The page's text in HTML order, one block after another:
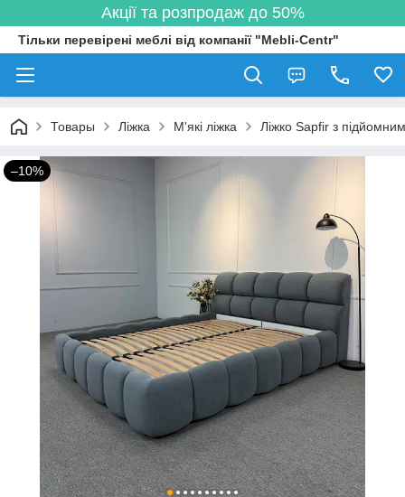
Акції та розпродаж до 50%
Тільки перевірені меблі від компанії "Mebli-Centr"
Товары Ліжка М'які ліжка Ліжко Sapfir з
–10%